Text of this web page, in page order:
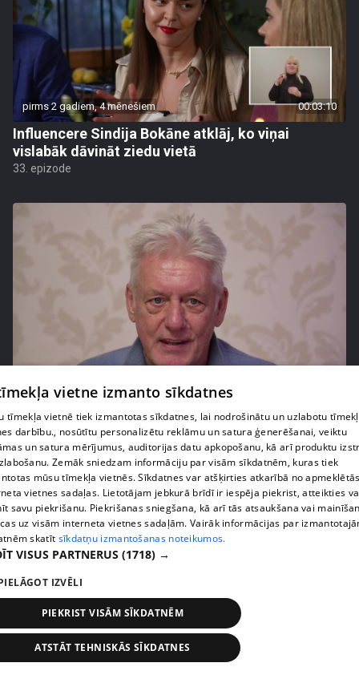
pirms 2 gadiem, 4 mēnešiem 00:03:10
Influencere Sindija Bokāne atklāj, ko viņai
vislabāk dāvināt ziedu vietā
33. epizode
Kāda ir dziedātāja Viktora Zemgala "bērnības
garša"?
31. epizode
pirms 2 gadiem, 4 mēnešiem
vietne izmanto sīkdatnes
tīmekļa vietnē tiek izmantotas sīkdatnes, lai nodrošinātu un uzlabotu
darbību., nosūtītu personalizētu reklāmu un satura ģenerēšanai, veiktu
un satura mērījumus, auditorijas datu apkopošanu, kā arī produktu
Zemāk sniedzam informāciju par visām sīkdatnēm, kuras tiek
mūsu tīmekļa vietnēs. Sīkdatnes var atšķirties atkarībā no
vietnes sadaļas. Lietotājam jebkurā brīdī ir iespēja piekrist, atteikties
savu piekrišanu. Piekrišanas sniegšana, kā arī tās atsaukšana vai
uz visām interneta vietnes sadaļām. Vairāk informācijas par
skatīt sīkdatņu izmantošanas noteikumos.
VISUS PARTNERUS (1718) →
IZVĒLI
PIEKRIST VISĀM SĪKDATNĒM
ATSTĀT TEHNISKĀS SĪKDATNES